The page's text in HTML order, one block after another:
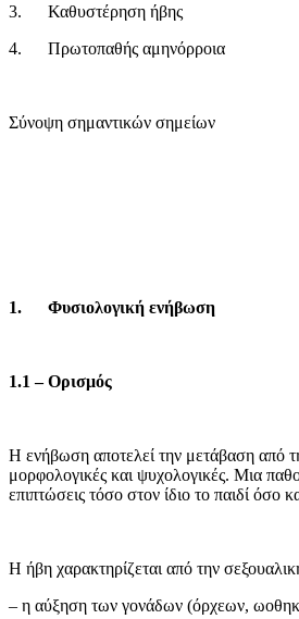
3. Καθυστέρηση ήβης
4. Πρωτοπαθής αμηνόρροια
Σύνοψη σημαντικών σημείων
1. Φυσιολογική ενήβωση
1.1 – Ορισμός
Η ενήβωση αποτελεί την μετάβαση από
μορφολογικές και ψυχολογικές. Μια
επιπτώσεις τόσο στον ίδιο το παιδί όσο
Η ήβη χαρακτηρίζεται από την
– η αύξηση των γονάδων (όρχεων,